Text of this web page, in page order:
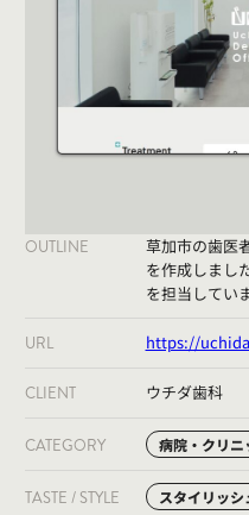
OUTLINE
草加市の歯医
を作成しまし
を担当してい
URL https://
CLIENT ウチダ歯科
CATEGORY 病院・クリニ
TASTE / STYLE スタイリッシ